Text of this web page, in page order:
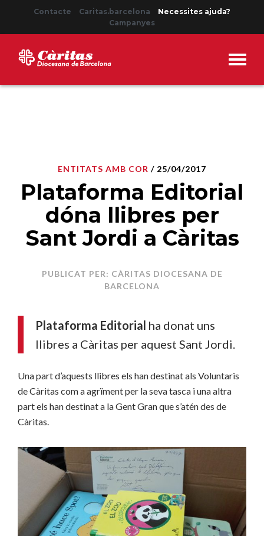
Contacte Caritas.barcelona
Necessites ajuda?
Campanyes
ENTITATS AMB COR / 25/04/2017
Plataforma Editorial
dóna llibres per
Sant Jordi a Càritas
PUBLICAT PER: CÀRITAS DIOCESANA DE
BARCELONA
Plataforma Editorial ha donat uns
llibres a Càritas per aquest Sant Jordi.
Una part d’aquests llibres els han destinat als Voluntaris
de Càritas com a agrïment per la seva tasca i una altra
part els han destinat a la Gent Gran que s’atén des de
Càritas.